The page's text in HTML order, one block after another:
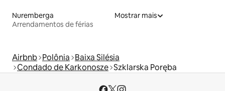
Nuremberga
Arrendamentos de férias
Mostrar mais
Airbnb Polônia Baixa Silésia
Condado de Karkonosze Szklarska Poręba